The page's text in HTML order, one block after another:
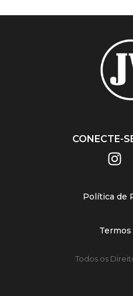
CONECTE-
Política de
Termos
Todos os